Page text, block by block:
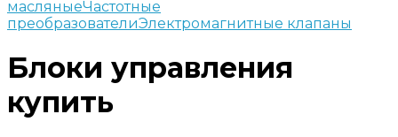
масляныеЧастотные
преобразователиЭлектромагнитные клапаны
Блоки управления
купить